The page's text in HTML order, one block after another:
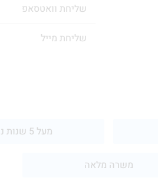
שליחת וואטסאפ
שליחת מייל
מעל 5 שנות ניסיון
משרה מלאה